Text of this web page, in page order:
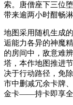
索。唐僧座下三位
带来逾两小时酣畅
地图采用随机生成
逅能力各异的神魔
的房间中，敌意难
塔，本作地图推进
决于行动路径，免
市中删减冗余卡牌
金卡——持卡即享全